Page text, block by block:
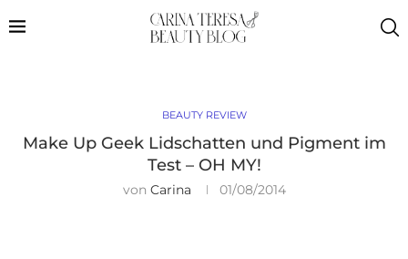
BEAUTY REVIEW
Make Up Geek Lidschatten und Pigment im
Test – OH MY!
von Carina 01/08/2014